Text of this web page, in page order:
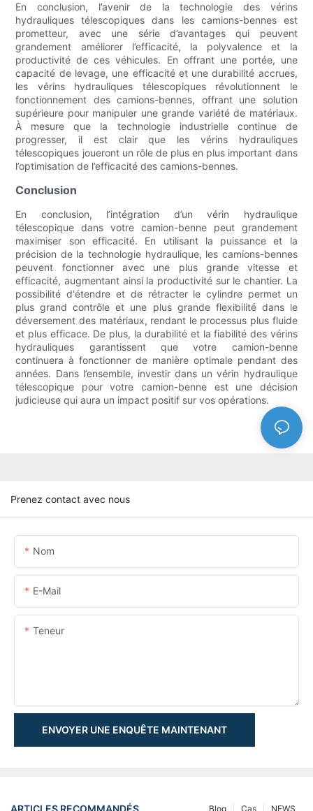
En conclusion, l’avenir de la technologie des vérins
hydrauliques télescopiques dans les camions-bennes est
prometteur, avec une série d’avantages qui peuvent
grandement améliorer l’efficacité, la polyvalence et la
productivité de ces véhicules. En offrant une portée, une
capacité de levage, une efficacité et une durabilité accrues,
les vérins hydrauliques télescopiques révolutionnent le
fonctionnement des camions-bennes, offrant une solution
supérieure pour manipuler une grande variété de matériaux.
À mesure que la technologie industrielle continue de
progresser, il est clair que les vérins hydrauliques
télescopiques joueront un rôle de plus en plus important dans
l’optimisation de l’efficacité des camions-bennes.
Conclusion
En conclusion, l’intégration d’un vérin hydraulique
télescopique dans votre camion-benne peut grandement
maximiser son efficacité. En utilisant la puissance et la
précision de la technologie hydraulique, les camions-bennes
peuvent fonctionner avec une plus grande vitesse et
efficacité, augmentant ainsi la productivité sur le chantier. La
possibilité d'étendre et de rétracter le cylindre permet un
plus grand contrôle et une plus grande flexibilité dans le
déversement des matériaux, rendant le processus plus fluide
et plus efficace. De plus, la durabilité et la fiabilité des vérins
hydrauliques garantissent que votre camion-benne
continuera à fonctionner de manière optimale pendant des
années. Dans l’ensemble, investir dans un vérin hydraulique
télescopique pour votre camion-benne est une décision
judicieuse qui aura un impact positif sur vos opérations.
Prenez contact avec nous
Nom
E-Mail
Teneur
ENVOYER UNE ENQUÊTE MAINTENANT
NEWS
Cas
Blog